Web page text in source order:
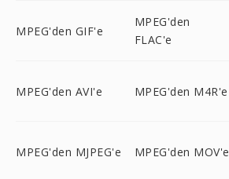
MPEG'den GIF'e
MPEG'den
FLAC'e
MPEG'den AVI'e MPEG'den M4R'e
MPEG'den MJPEG'e MPEG'den MOV'e